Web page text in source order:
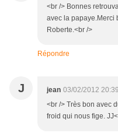
<br /> Bonnes
avec la papaye.Merci
Roberte.<br />
Répondre
J jean 03/02/2012 20:39
<br /> Très bon avec
froid qui nous fige.